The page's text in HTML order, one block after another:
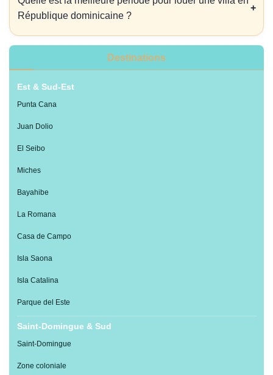
République dominicaine ?
Destinations
Est & Sud-Est
Punta Cana
Juan Dolio
El Seibo
Miches
Bayahibe
La Romana
Casa de Campo
Isla Saona
Isla Catalina
Parque del Este
Saint-Domingue & Sud
Saint-Domingue
Zone coloniale